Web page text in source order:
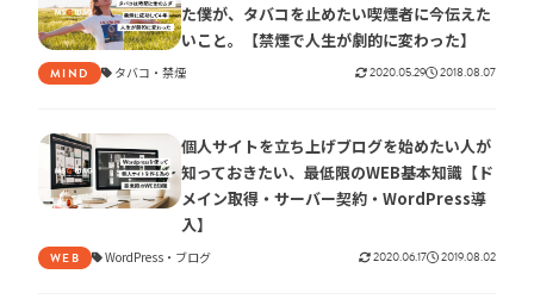
た僕が、タバコを止めたい喫煙者に今伝えた
いこと。【禁煙で人生が劇的に変わった】
MIND タバコ 禁煙 2020.05.29 2018.08.07
個人サイトを立ち上げブログを始めたい人が
知っておきたい、最低限のWEB基本知識【ド
メイン取得・サーバー契約・WordPress導
入】
WEB WordPress ブログ 2020.06.17 2019.08.02